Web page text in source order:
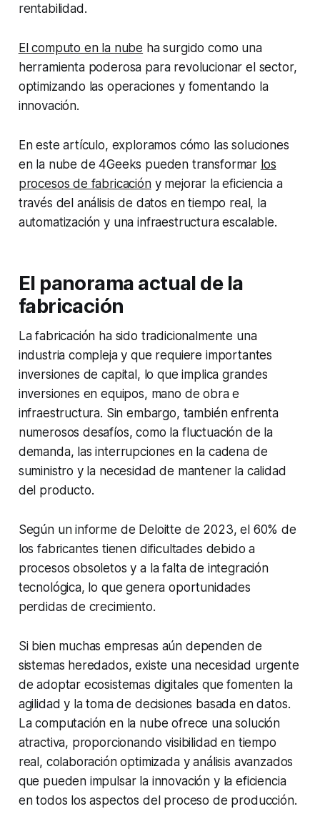
rentabilidad.
El computo en la nube ha surgido como una
herramienta poderosa para revolucionar el sector,
optimizando las operaciones y fomentando la
innovación.
En este artículo, exploramos cómo las soluciones
en la nube de 4Geeks pueden transformar los
procesos de fabricacióny mejorar la eficiencia a
través del análisis de datos en tiempo real, la
automatización y una infraestructura escalable.
El panorama actual de la
fabricación
La fabricación ha sido tradicionalmente una
industria compleja y que requiere importantes
inversiones de capital, lo que implica grandes
inversiones en equipos, mano de obra e
infraestructura. Sin embargo, también enfrenta
numerosos desafíos, como la fluctuación de la
demanda, las interrupciones en la cadena de
suministro y la necesidad de mantener la calidad
del producto.
Según un informe de Deloitte de 2023, el 60% de
los fabricantes tienen dificultades debido a
procesos obsoletos y a la falta de integración
tecnológica, lo que genera oportunidades
perdidas de crecimiento.
Si bien muchas empresas aún dependen de
sistemas heredados, existe una necesidad urgente
de adoptar ecosistemas digitales que fomenten la
agilidad y la toma de decisiones basada en datos.
La computación en la nube ofrece una solución
atractiva, proporcionando visibilidad en tiempo
real, colaboración optimizada y análisis avanzados
que pueden impulsar la innovación y la eficiencia
en todos los aspectos del proceso de producción.